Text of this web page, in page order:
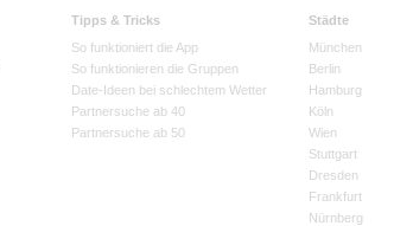
Tipps & Tricks
So funktioniert die App
So funktionieren die Gruppen
Date-Ideen bei schlechtem Wetter
Partnersuche ab 40
Partnersuche ab 50
Städte
München
Berlin
Hamburg
Köln
Wien
Stuttgart
Dresden
Frankfurt
Nürnberg